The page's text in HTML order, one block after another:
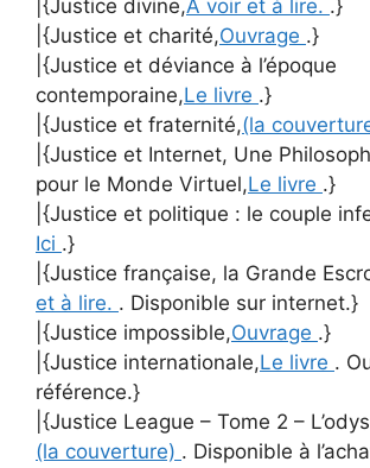
|{Justice divine,A voir et à lire. .}
|{Justice et charité,Ouvrage .}
|{Justice et déviance à l’époque
contemporaine,Le livre .}
|{Justice et fraternité,(la
|{Justice et Internet, Une
pour le Monde Virtuel,Le livre .}
|{Justice et politique : le couple
Ici .}
|{Justice française, la Grande
et à lire. . Disponible sur internet.}
|{Justice impossible,Ouvrage .}
|{Justice internationale,Le livre .
référence.}
|{Justice League – Tome 2 –
(la couverture) . Disponible à